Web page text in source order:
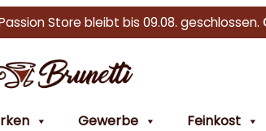
Store bleibt bis 09.08. geschlossen.
Gewerbe Feinkost